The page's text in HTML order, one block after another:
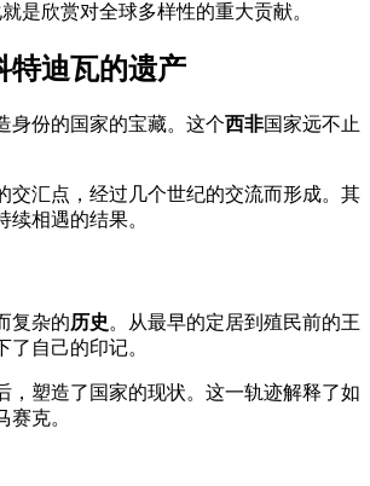
是欣赏对全球多样性的重大贡献。
特迪瓦的遗产
身份的国家的宝藏。这个西非国家远不止
交汇点，经过几个世纪的交流而形成。其
续相遇的结果。
复杂的历史 。从最早的定居到殖民前的王
了自己的印记。
，塑造了国家的现状。这一轨迹解释了如
赛克。